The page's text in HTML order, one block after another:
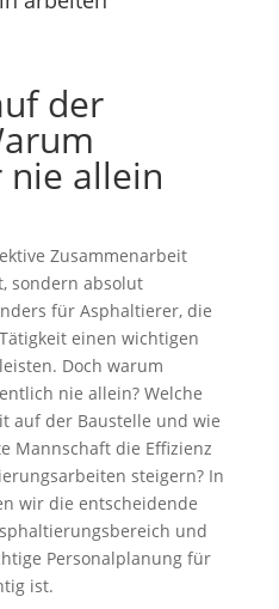
der
allein
Zusammenarbeit
sondern absolut
für Asphaltierer, die
einen wichtigen
Doch warum
nie allein? Welche
auf der Baustelle und wie
Mannschaft die Effizienz
steigern? In
wir die entscheidende
und
Personalplanung für
ist.